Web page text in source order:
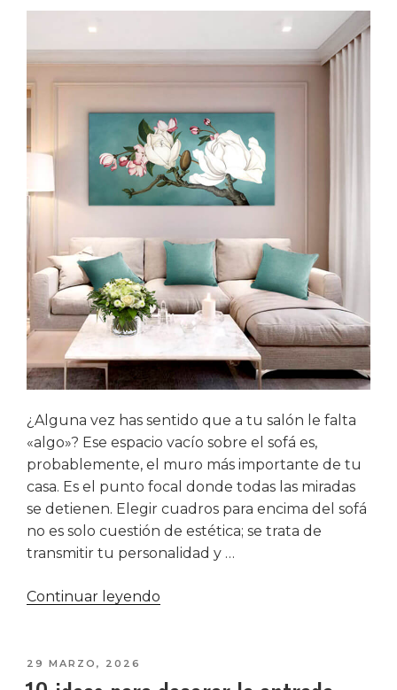
¿Alguna vez has sentido que a tu salón le falta
«algo»? Ese espacio vacío sobre el sofá es,
probablemente, el muro más importante de tu
casa. Es el punto focal donde todas las miradas
se detienen. Elegir cuadros para encima del sofá
no es solo cuestión de estética; se trata de
transmitir tu personalidad y …
Continuar leyendo
sofá:
PUBLICADO
29 MARZO, 2026